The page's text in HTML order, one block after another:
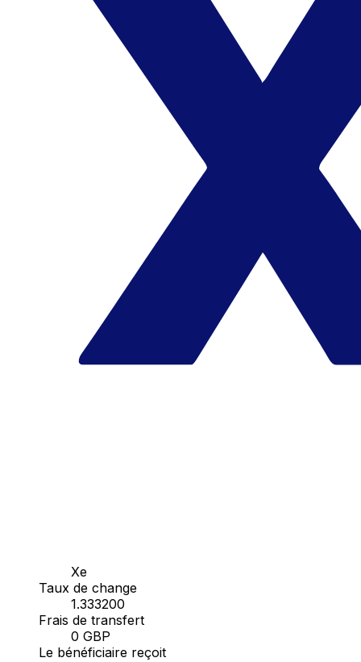
Xe
Taux de change
1.333200
Frais de transfert
0 GBP
Le bénéficiaire reçoit